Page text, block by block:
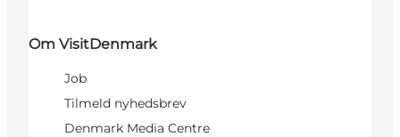
Om VisitDenmark
Job
Tilmeld nyhedsbrev
Denmark Media Centre